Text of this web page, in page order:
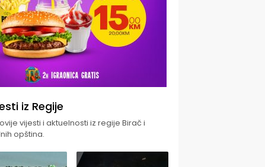
iz Regije
vijesti i aktuelnosti iz regije Birač i
opština.